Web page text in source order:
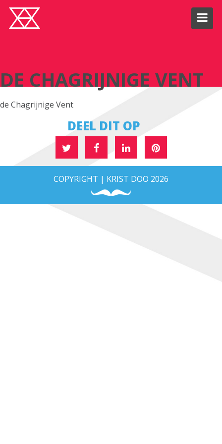
DE CHAGRIJNIGE VENT
de Chagrijnige Vent
DEEL DIT OP
COPYRIGHT | KRIST DOO 2026